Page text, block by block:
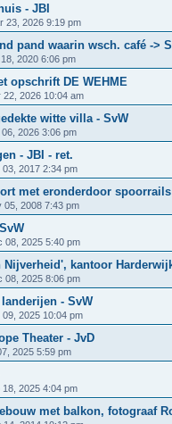
- JBI
23, 2026 9:19 pm
pand waarin wsch. café ->
2020 6:06 pm
opschrift DE WEHME
22, 2026 10:04 am
witte villa - SvW
2026 3:06 pm
- JBI - ret.
2017 2:34 pm
met eronderdoor spoorrails
05, 2008 7:43 pm
08, 2025 5:40 pm
Nijverheid', kantoor
08, 2025 8:06 pm
- SvW
2025 10:04 pm
Theater - JvD
2025 5:59 pm
18, 2025 4:04 pm
met balkon, fotograaf